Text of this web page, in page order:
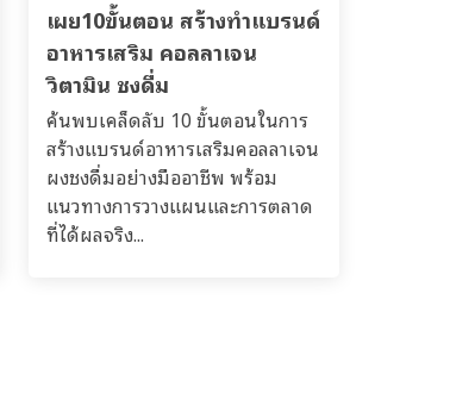
เผย10ขั้นตอน สร้างทำแบรนด์
อาหารเสริม คอลลาเจน
วิตามิน ชงดื่ม
ค้นพบเคล็ดลับ 10 ขั้นตอนในการ
สร้างแบรนด์อาหารเสริมคอลลาเจน
ผงชงดื่มอย่างมืออาชีพ พร้อม
แนวทางการวางแผนและการตลาด
ที่ได้ผลจริง...